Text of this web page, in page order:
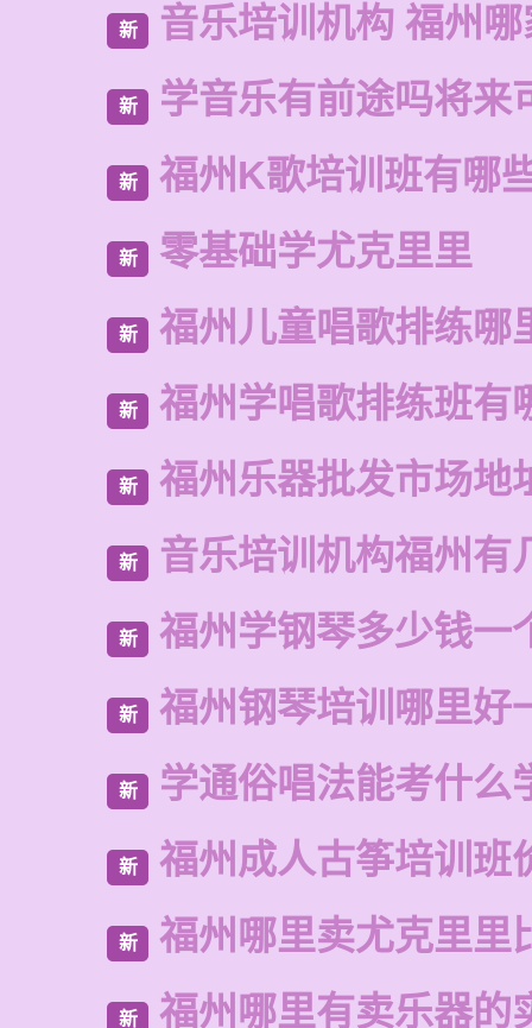
新 音乐培训机构 福州
新 学音乐有前途吗将来
新 福州K歌培训班有哪
新 零基础学尤克里里
新 福州儿童唱歌排练哪
新 福州学唱歌排练班有
新 福州乐器批发市场地
新 音乐培训机构福州有
新 福州学钢琴多少钱一
新 福州钢琴培训哪里好
新 学通俗唱法能考什么
新 福州成人古筝培训班
新 福州哪里卖尤克里里
新 福州哪里有卖乐器的